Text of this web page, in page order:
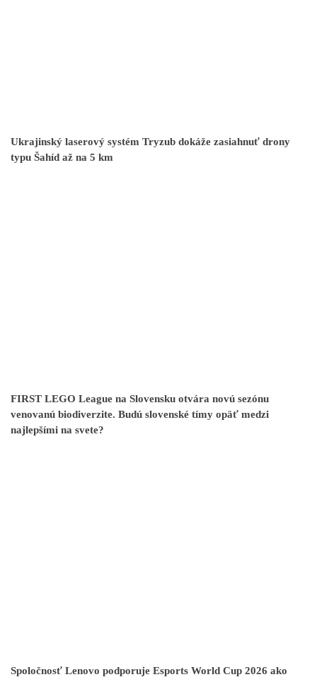
Ukrajinský laserový systém Tryzub dokáže zasiahnuť drony
typu Šahíd až na 5 km
FIRST LEGO League na Slovensku otvára novú sezónu
venovanú biodiverzite. Budú slovenské tímy opäť medzi
najlepšími na svete?
Spoločnosť Lenovo podporuje Esports World Cup 2026 ako